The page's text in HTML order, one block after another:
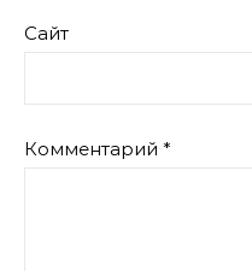
Сайт
Комментарий *